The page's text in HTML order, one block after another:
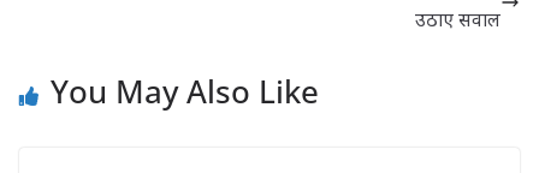
उठाए सवाल
You May Also Like